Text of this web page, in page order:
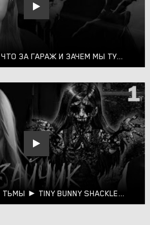
Tiny Bunny #2x2 - ЧТО ЗА ГАРАЖ И ЗАЧЕМ МЫ ТУДА ПОШЛИ? - Зайчик по ветке Алисы
? ЗАЙЧИК: ОКОВЫ ТЬМЫ ► TINY BUNNY SHACKLES OF DARKNESS MOD #1